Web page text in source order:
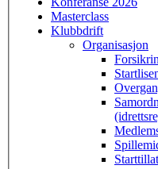
Masterclass
Klubbdrift
Organisasjon